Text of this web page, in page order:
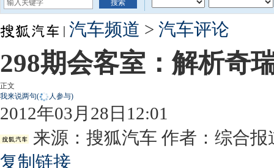
汽车频道 > 汽车评论
298期会客室：解析奇
正文
我来说两句( 人参与)
2012年03月28日12:01
来源： 搜狐汽车 作者：综合报
复制链接